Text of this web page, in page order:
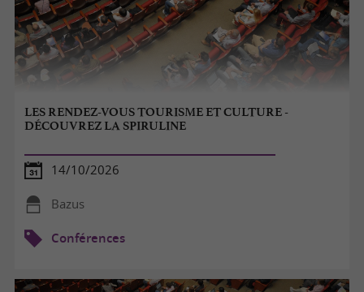
LES RENDEZ-VOUS TOURISME ET CULTURE -
DÉCOUVREZ LA SPIRULINE
14/10/2026
Bazus
Conférences